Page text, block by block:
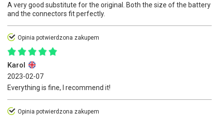
A very good substitute for the original. Both the size of the battery
and the connectors fit perfectly.
Opinia potwierdzona zakupem
Karol
2023-02-07
Everything is fine, I recommend it!
Opinia potwierdzona zakupem